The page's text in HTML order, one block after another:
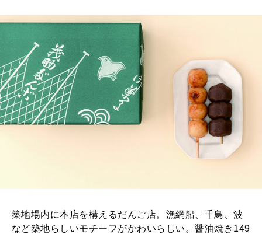
築地場内に本店を構えるだんご店。漁網船、千鳥、波
など築地らしいモチーフがかわいらしい。醤油焼き149